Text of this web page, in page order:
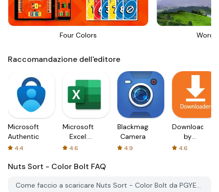
Four Colors
Raccomandazione dell'editore
Microsoft
Authenticator
4.4
Microsoft
Excel:
Spreadsheets
4.6
Blackmagic
Camera
4.9
Downloader
by
AFTVnews
4.6
Nuts Sort - Color Bolt FAQ
Come faccio a scaricare Nuts Sort - Color Bolt da PGYER APK HUB?